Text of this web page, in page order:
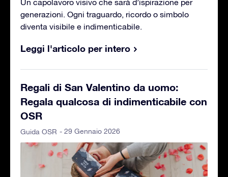
Un capolavoro visivo che sarà d’ispirazione per
generazioni. Ogni traguardo, ricordo o simbolo
diventa visibile e indimenticabile.
Leggi l'articolo per intero
Regali di San Valentino da uomo:
Regala qualcosa di indimenticabile con
OSR
Guida OSR - 29 Gennaio 2026